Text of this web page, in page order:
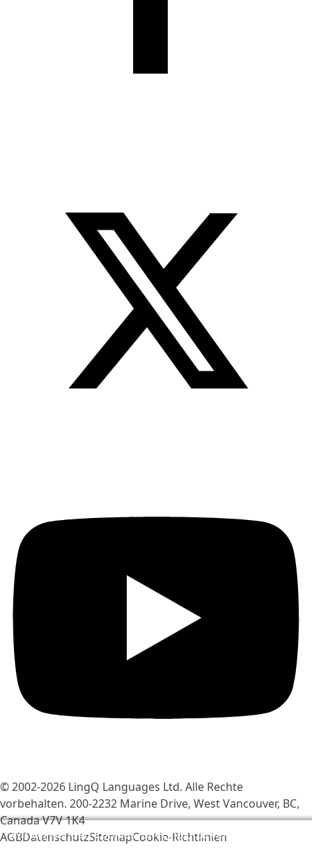
Wir verwenden Cookies, um LingQ zu verbessern. Mit
© 2002-2026 LingQ Languages Ltd. Alle Rechte
vorbehalten. 200-2232 Marine Drive, West Vancouver, BC,
CanadaV7V 1K4
AGBDatenschutzSitemapCookie-Richtlinien